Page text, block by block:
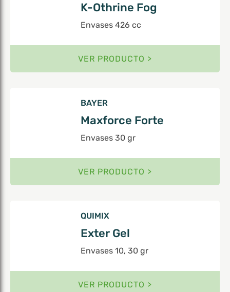
K-Othrine Fog
Envases 426 cc
VER PRODUCTO >
BAYER
Maxforce Forte
Envases 30 gr
VER PRODUCTO >
QUIMIX
Exter Gel
Envases 10, 30 gr
VER PRODUCTO >